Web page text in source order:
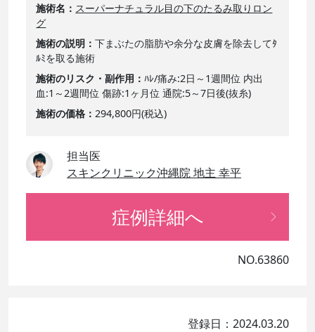
施術名
スーパーナチュラル目の下のたるみ取りロン
グ
施術の説明
下まぶたの脂肪や余分な皮膚を除去してﾀ
ﾙﾐを取る施術
施術のリスク・副作用
ﾊﾚ/痛み:2日～1週間位 内出
血:1～2週間位 傷跡:1ヶ月位 通院:5～7日後(抜糸)
施術の価格
294,800円(税込)
担当医
スキンクリニック沖縄院 地主 幸平
症例詳細へ
NO.63860
登録日：2024.03.20